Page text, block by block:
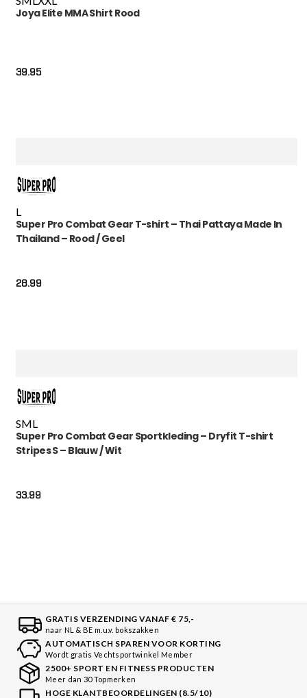
Joya Elite MMA Shirt Rood
39.95
L
Super Pro Combat Gear T-shirt – Thai Pattaya Made In
Thailand – Rood / Geel
28.99
SML
Super Pro Combat Gear Sportkleding – Dryfit T-shirt
Stripes S – Blauw / Wit
33.99
GRATIS VERZENDING VANAF € 75,-
naar NL & BE m.u.v. bokszakken
AUTOMATISCH SPAREN VOOR KORTING
Wordt gratis Vechtsportwinkel Member
2500+ SPORT EN FITNESS PRODUCTEN
Meer dan 30 Topmerken
HOGE KLANTBEOORDELINGEN (8.5/10)